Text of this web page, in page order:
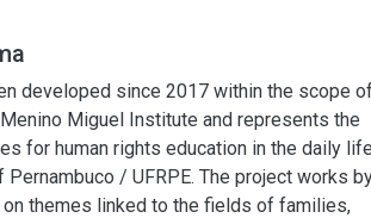
developed since 2017 within the scope
Miguel Institute and represents the
for human rights education in the daily
/ UFRPE. The project works
themes linked to the fields of families,